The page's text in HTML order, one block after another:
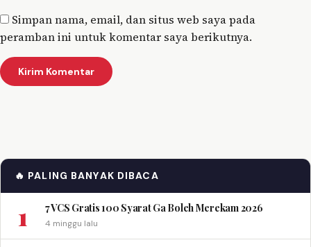
Simpan nama, email, dan situs web saya pada
peramban ini untuk komentar saya berikutnya.
🔥 PALING BANYAK DIBACA
1 7 VCS Gratis 100 Syarat Ga Boleh Merekam 2026
4 minggu lalu